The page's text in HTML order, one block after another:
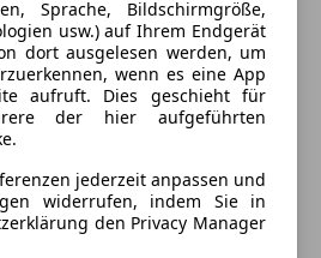
Sprache, Bildschirmgröße,
usw.) auf Ihrem Endgerät
dort ausgelesen werden, um
wenn es eine App
aufruft. Dies geschieht für
der hier aufgeführten
jederzeit anpassen und
widerrufen, indem Sie in
den Privacy Manager